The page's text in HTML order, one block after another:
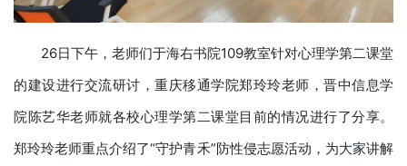
26日下午，老师们于海右书院109教室针对心理学第二课堂
的建设进行交流研讨，重庆移通学院郑玲玲老师，晋中信息学
院陈艺华老师就各校心理学第二课堂目前的情况进行了分享。
郑玲玲老师重点介绍了“守护青禾”防性侵志愿活动，为大家讲解